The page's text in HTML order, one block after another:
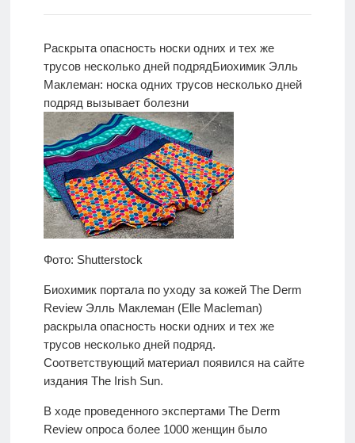
Раскрыта опасность носки одних и тех же
трусов несколько дней подрядБиохимик Элль
Маклеман: носка одних трусов несколько дней
подряд вызывает болезни
Фото: Shutterstock
Биохимик портала по уходу за кожей The Derm
Review Элль Маклеман (Elle Macleman)
раскрыла опасность носки одних и тех же
трусов несколько дней подряд.
Соответствующий материал появился на сайте
издания The Irish Sun.
В ходе проведенного экспертами The Derm
Review опроса более 1000 женщин было